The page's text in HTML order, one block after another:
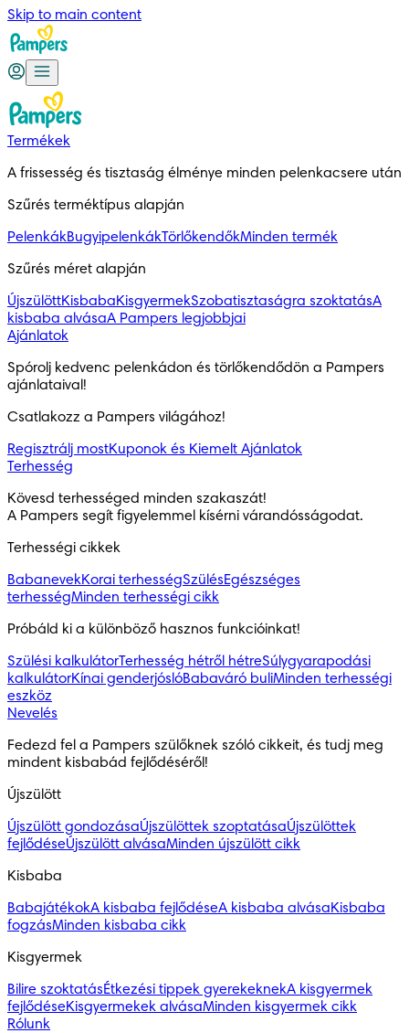
Skip to main content
Termékek
A frissesség és tisztaság élménye minden pelenkacsere után
Szűrés terméktípus alapján
PelenkákBugyipelenkákTörlőkendőkMinden termék
Szűrés méret alapján
ÚjszülöttKisbabaKisgyermekSzobatisztaságra szoktatásA
kisbaba alvásaA Pampers legjobbjai
Ajánlatok
Spórolj kedvenc pelenkádon és törlőkendődön a Pampers
ajánlataival!
Csatlakozz a Pampers világához!
Regisztrálj mostKuponok és Kiemelt Ajánlatok
Terhesség
Kövesd terhességed minden szakaszát!
A Pampers segít figyelemmel kísérni várandósságodat.
Terhességi cikkek
BabanevekKorai terhességSzülésEgészséges
terhességMinden terhességi cikk
Próbáld ki a különböző hasznos funkcióinkat!
Szülési kalkulátorTerhesség hétről hétreSúlygyarapodási
kalkulátorKínai genderjóslóBabaváró buliMinden terhességi
eszköz
Nevelés
Fedezd fel a Pampers szülőknek szóló cikkeit, és tudj meg
mindent kisbabád fejlődéséről!
Újszülött
Újszülött gondozásaÚjszülöttek szoptatásaÚjszülöttek
fejlődéseÚjszülött alvásaMinden újszülött cikk
Kisbaba
BabajátékokA kisbaba fejlődéseA kisbaba alvásaKisbaba
fogzásMinden kisbaba cikk
Kisgyermek
Bilire szoktatásÉtkezési tippek gyerekeknekA kisgyermek
fejlődéseKisgyermekek alvásaMinden kisgyermek cikk
Rólunk